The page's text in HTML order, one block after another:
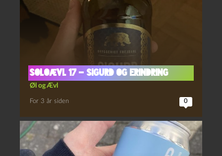
Soloævl 17 – Sigurd og Erindring
Øl og Ævl
For 3 år siden 0